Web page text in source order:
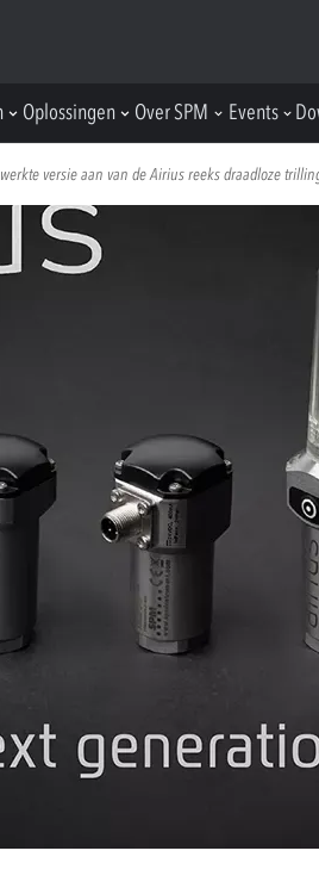
Oplossingen Over SPM Events
versie aan van de Airius reeks draadloze